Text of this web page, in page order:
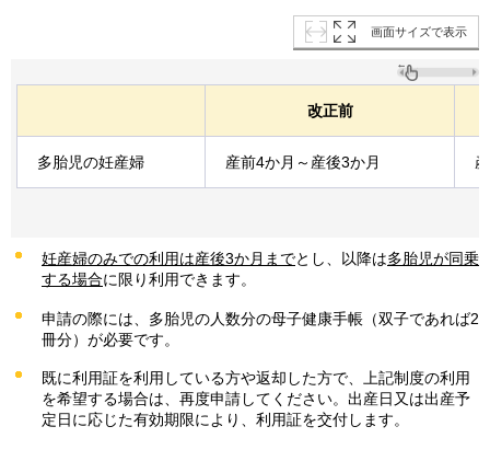
画面サイズで表示
改正前
多胎児の妊産婦 産前4か月～産後3か月
妊産婦のみでの利用は産後3か月までとし、以降は多胎児が同乗
する場合に限り利用できます。
申請の際には、多胎児の人数分の母子健康手帳（双子であれば2
冊分）が必要です。
既に利用証を利用している方や返却した方で、上記制度の利用
を希望する場合は、再度申請してください。出産日又は出産予
定日に応じた有効期限により、利用証を交付します。